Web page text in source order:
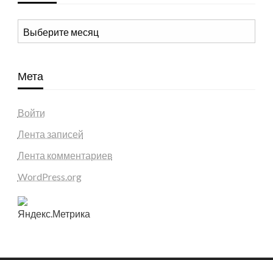
Архивы
Мета
Войти
Лента записей
Лента комментариев
WordPress.org